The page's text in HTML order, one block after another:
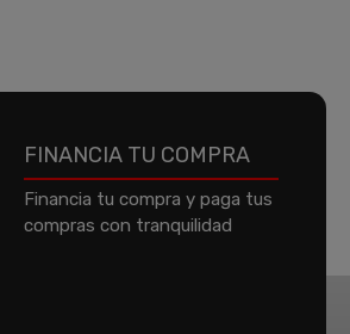
FINANCIA TU COMPRA
Financia tu compra y paga tus
compras con tranquilidad